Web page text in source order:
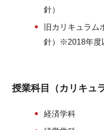
針）
旧カリキュラ
針）※2018年度
授業科目（カリキュ
経済学科